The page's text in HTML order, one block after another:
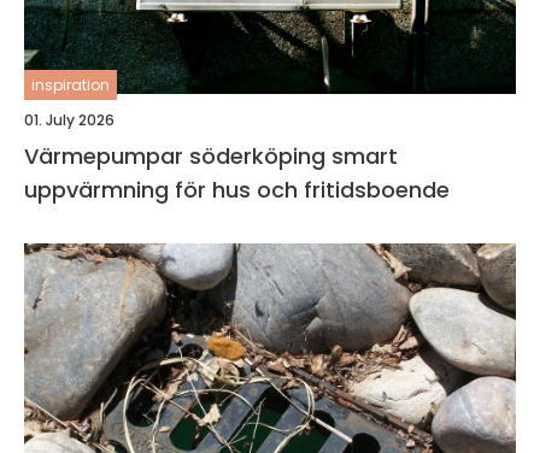
inspiration
01. July 2026
Värmepumpar söderköping smart
uppvärmning för hus och fritidsboende